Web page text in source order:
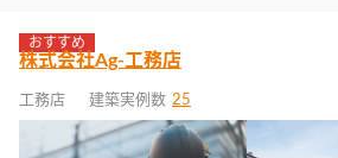
おすすめ
株式会社Ag-工務店
工務店 建築実例数 25